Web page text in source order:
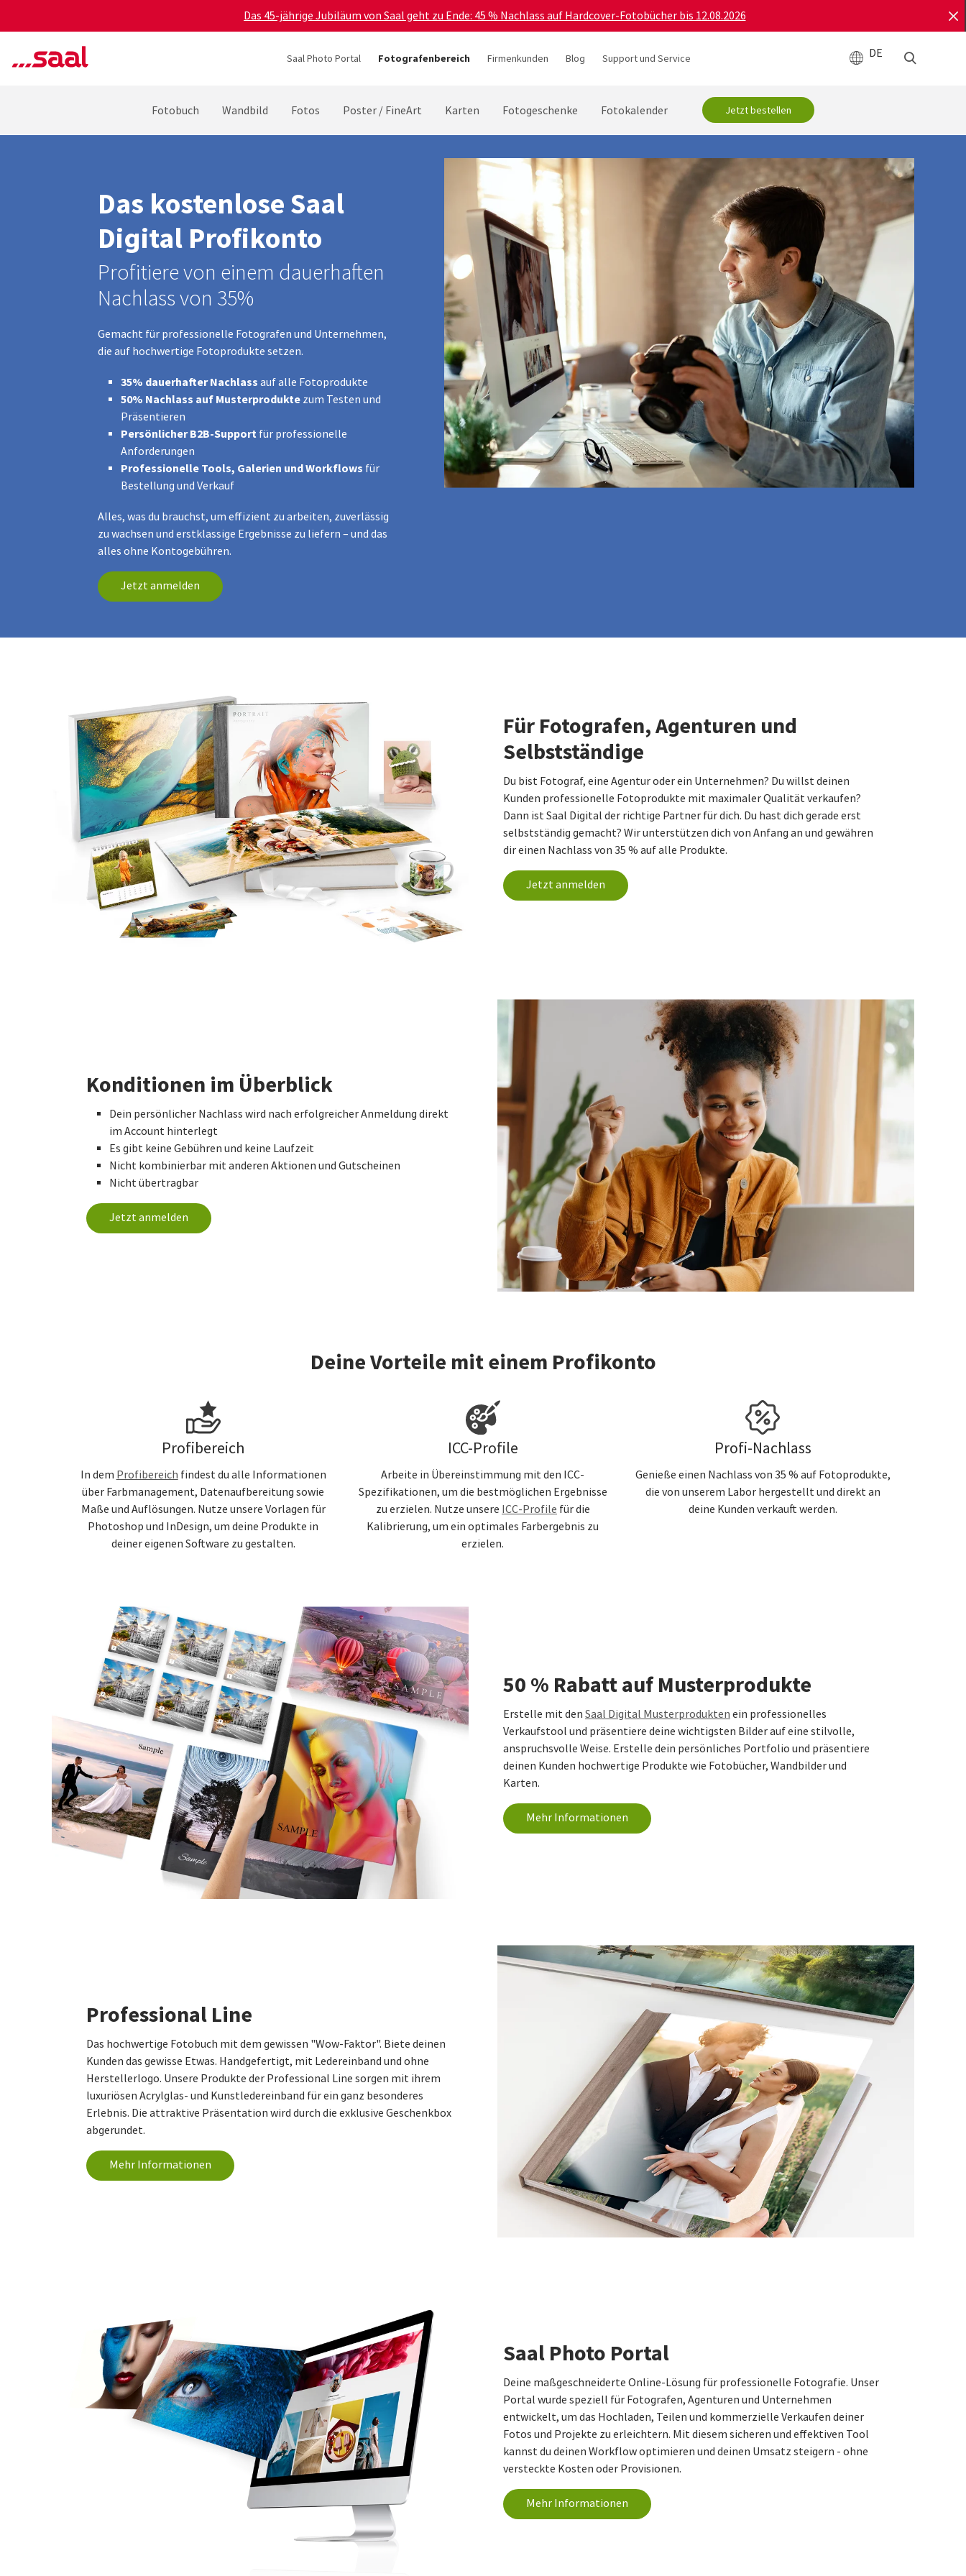
Das 45-jährige Jubiläum von Saal geht zu Ende: 45 % Nachlass auf Hardcover-Fotobücher bis 12.08.2026
Saal Photo Portal Fotografenbereich Firmenkunden Blog Support und Service DE
Fotobuch Wandbild Fotos Poster / FineArt Karten Fotogeschenke Fotokalender Jetzt bestellen
Das kostenlose Saal
Digital Profikonto
Profitiere von einem dauerhaften
Nachlass von 35%
Gemacht für professionelle Fotografen und Unternehmen,
die auf hochwertige Fotoprodukte setzen.
35% dauerhafter Nachlass auf alle Fotoprodukte
50% Nachlass auf Musterprodukte zum Testen und
Präsentieren
Persönlicher B2B-Support für professionelle
Anforderungen
Professionelle Tools, Galerien und Workflows für
Bestellung und Verkauf
Alles, was du brauchst, um effizient zu arbeiten, zuverlässig
zu wachsen und erstklassige Ergebnisse zu liefern – und das
alles ohne Kontogebühren.
Jetzt anmelden
Für Fotografen, Agenturen und
Selbstständige
Du bist Fotograf, eine Agentur oder ein Unternehmen? Du willst deinen
Kunden professionelle Fotoprodukte mit maximaler Qualität verkaufen?
Dann ist Saal Digital der richtige Partner für dich. Du hast dich gerade erst
selbstständig gemacht? Wir unterstützen dich von Anfang an und gewähren
dir einen Nachlass von 35 % auf alle Produkte.
Jetzt anmelden
Konditionen im Überblick
Dein persönlicher Nachlass wird nach erfolgreicher Anmeldung direkt
im Account hinterlegt
Es gibt keine Gebühren und keine Laufzeit
Nicht kombinierbar mit anderen Aktionen und Gutscheinen
Nicht übertragbar
Jetzt anmelden
Deine Vorteile mit einem Profikonto
Profibereich
In dem Profibereich findest du alle Informationen
über Farbmanagement, Datenaufbereitung sowie
Maße und Auflösungen. Nutze unsere Vorlagen für
Photoshop und InDesign, um deine Produkte in
deiner eigenen Software zu gestalten.
ICC-Profile
Arbeite in Übereinstimmung mit den ICC-
Spezifikationen, um die bestmöglichen Ergebnisse
zu erzielen. Nutze unsere ICC-Profile für die
Kalibrierung, um ein optimales Farbergebnis zu
erzielen.
Profi-Nachlass
Genieße einen Nachlass von 35 % auf Fotoprodukte,
die von unserem Labor hergestellt und direkt an
deine Kunden verkauft werden.
50 % Rabatt auf Musterprodukte
Erstelle mit den Saal Digital Musterprodukten ein professionelles
Verkaufstool und präsentiere deine wichtigsten Bilder auf eine stilvolle,
anspruchsvolle Weise. Erstelle dein persönliches Portfolio und präsentiere
deinen Kunden hochwertige Produkte wie Fotobücher, Wandbilder und
Karten.
Mehr Informationen
Professional Line
Das hochwertige Fotobuch mit dem gewissen "Wow-Faktor". Biete deinen
Kunden das gewisse Etwas. Handgefertigt, mit Ledereinband und ohne
Herstellerlogo. Unsere Produkte der Professional Line sorgen mit ihrem
luxuriösen Acrylglas- und Kunstledereinband für ein ganz besonderes
Erlebnis. Die attraktive Präsentation wird durch die exklusive Geschenkbox
abgerundet.
Mehr Informationen
Saal Photo Portal
Deine maßgeschneiderte Online-Lösung für professionelle Fotografie. Unser
Portal wurde speziell für Fotografen, Agenturen und Unternehmen
entwickelt, um das Hochladen, Teilen und kommerzielle Verkaufen deiner
Fotos und Projekte zu erleichtern. Mit diesem sicheren und effektiven Tool
kannst du deinen Workflow optimieren und deinen Umsatz steigern - ohne
versteckte Kosten oder Provisionen.
Mehr Informationen